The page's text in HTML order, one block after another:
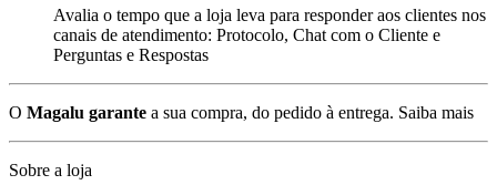
Avalia o tempo que a loja leva para responder aos clientes nos
canais de atendimento: Protocolo, Chat com o Cliente e
Perguntas e Respostas
O Magalu garante a sua compra, do pedido à entrega. Saiba mais
Sobre a loja